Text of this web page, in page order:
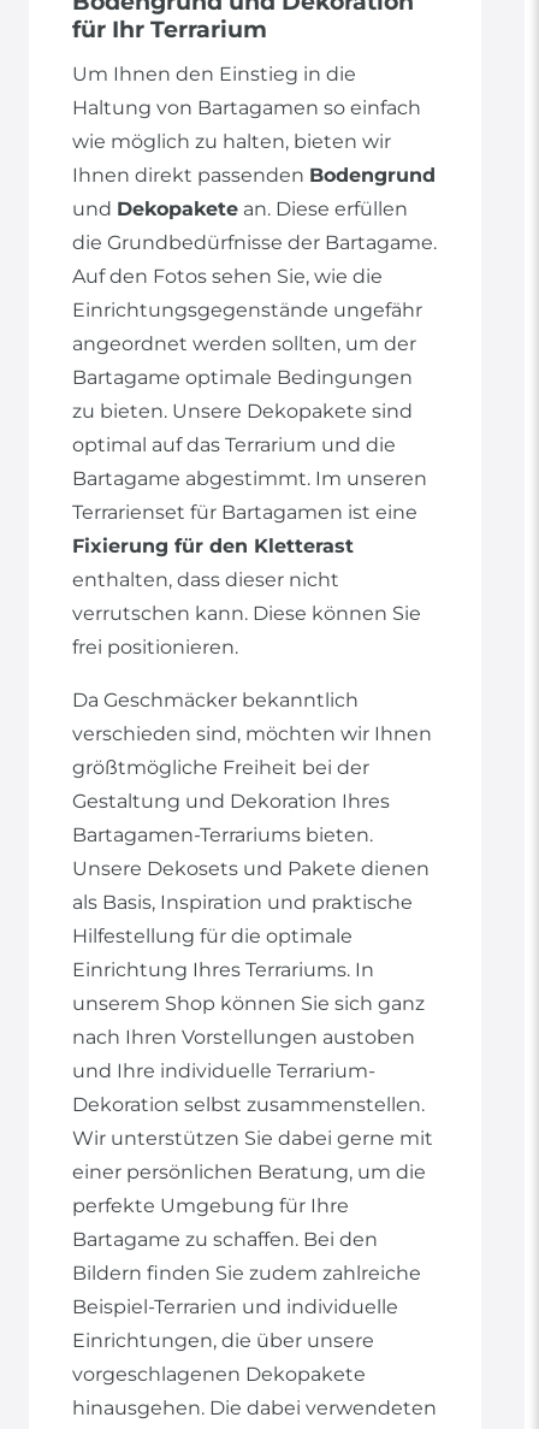
für Ihr Terrarium
Um Ihnen den Einstieg in die
Haltung von Bartagamen so einfach
wie möglich zu halten, bieten wir
Ihnen direkt passenden Bodengrund
und Dekopakete an. Diese erfüllen
die Grundbedürfnisse der Bartagame.
Auf den Fotos sehen Sie, wie die
Einrichtungsgegenstände ungefähr
angeordnet werden sollten, um der
Bartagame optimale Bedingungen
zu bieten. Unsere Dekopakete sind
optimal auf das Terrarium und die
Bartagame abgestimmt. Im unseren
Terrarienset für Bartagamen ist eine
Fixierung für den Kletterast
enthalten, dass dieser nicht
verrutschen kann. Diese können Sie
frei positionieren.
Da Geschmäcker bekanntlich
verschieden sind, möchten wir Ihnen
größtmögliche Freiheit bei der
Gestaltung und Dekoration Ihres
Bartagamen-Terrariums bieten.
Unsere Dekosets und Pakete dienen
als Basis, Inspiration und praktische
Hilfestellung für die optimale
Einrichtung Ihres Terrariums. In
unserem Shop können Sie sich ganz
nach Ihren Vorstellungen austoben
und Ihre individuelle Terrarium-
Dekoration selbst zusammenstellen.
Wir unterstützen Sie dabei gerne mit
einer persönlichen Beratung, um die
perfekte Umgebung für Ihre
Bartagame zu schaffen. Bei den
Bildern finden Sie zudem zahlreiche
Beispiel-Terrarien und individuelle
Einrichtungen, die über unsere
vorgeschlagenen Dekopakete
hinausgehen. Die dabei verwendeten